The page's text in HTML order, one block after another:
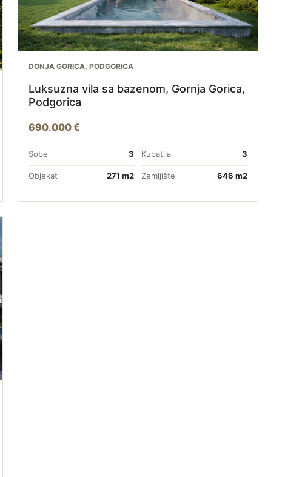
DONJA GORICA, PODGORICA
Luksuzna vila sa bazenom, Gornja Gorica,
Podgorica
690.000 €
Sobe 3 Kupatila 3
Objekat 271 m2 Zemljište 646 m2